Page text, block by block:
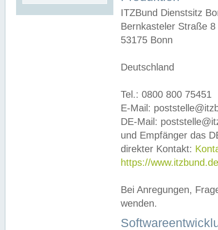
ITZBund Dienstsitz
Bernkasteler Straße 8
53175 Bonn
Deutschland
Tel.: 0800 800 75451
E-Mail:
DE-Mail:
und Empfänger das
direkter Kontakt:
https://
Bei Anregungen,
wenden.